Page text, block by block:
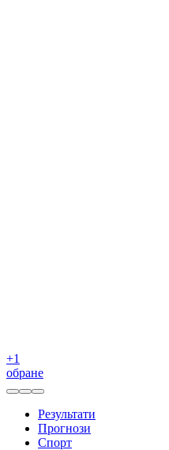
+1
обране
Результати
Прогнози
Спорт